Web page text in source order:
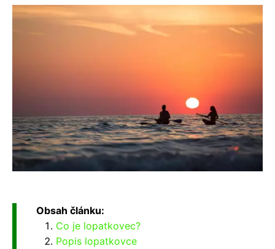
Obsah článku:
Co je lopatkovec?
Popis lopatkovce